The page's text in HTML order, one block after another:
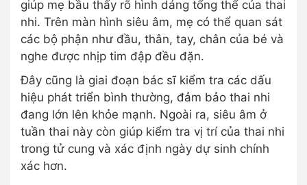
giúp mẹ bầu thấy rõ hình dáng tổng thể của thai
nhi. Trên màn hình siêu âm, mẹ có thể quan sát
các bộ phận như đầu, thân, tay, chân của bé và
nghe được nhịp tim đập đều đặn.
Đây cũng là giai đoạn bác sĩ kiểm tra các dấu
hiệu phát triển bình thường, đảm bảo thai nhi
đang lớn lên khỏe mạnh. Ngoài ra, siêu âm ở
tuần thai này còn giúp kiểm tra vị trí của thai nhi
trong tử cung và xác định ngày dự sinh chính
xác hơn.